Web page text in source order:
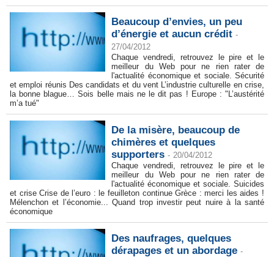
Beaucoup d’envies, un peu
d’énergie et aucun crédit -
27/04/2012
Chaque vendredi, retrouvez le pire et le
meilleur du Web pour ne rien rater de
l'actualité économique et sociale. Sécurité
et emploi réunis Des candidats et du vent L’industrie culturelle en crise,
la bonne blague… Sois belle mais ne le dit pas ! Europe : "L’austérité
m’a tué"
De la misère, beaucoup de
chimères et quelques
supporters - 20/04/2012
Chaque vendredi, retrouvez le pire et le
meilleur du Web pour ne rien rater de
l'actualité économique et sociale. Suicides
et crise Crise de l’euro : le feuilleton continue Grèce : merci les aides !
Mélenchon et l’économie... Quand trop investir peut nuire à la santé
économique
Des naufrages, quelques
dérapages et un abordage -